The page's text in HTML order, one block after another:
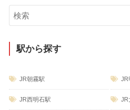
リ
ー
駅から探す
JR朝霧駅 JR
JR西明石駅 JR